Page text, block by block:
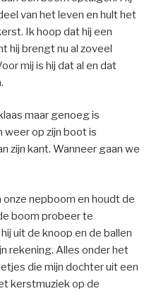
van het leven en hult het
Ik hoop dat hij een
hij brengt nu al zoveel
mij is hij dat al en dat
maar genoeg is
weer op zijn boot is
zijn kant. Wanneer gaan we
nepboom en houdt de
boom probeer te
uit de knoop en de ballen
rekening. Alles onder het
die mijn dochter uit een
kerstmuziek op de